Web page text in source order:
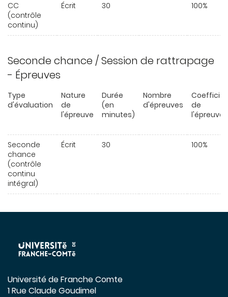
CC
(contrôle
continu)
Écrit 30 100%
Seconde chance / Session de rattrapage
- Épreuves
Type
d'évaluation
Nature
de
l'épreuve
Durée
(en
minutes)
Nombre
d'épreuves
de
l'épreuve
Seconde
chance
(contrôle
continu
intégral)
Écrit 30 100%
Université de Franche Comte
1 Rue Claude Goudimel